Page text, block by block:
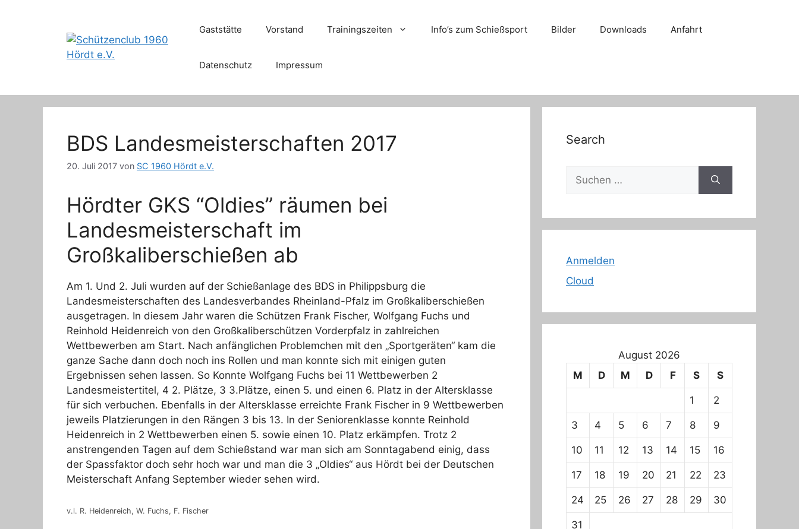
Gaststätte Vorstand Trainingszeiten Info’s zum Schießsport Bilder Downloads Anfahrt
Datenschutz Impressum
BDS Landesmeisterschaften 2017
20. Juli 2017 von SC 1960 Hördt e.V.
Hördter GKS “Oldies” räumen bei
Landesmeisterschaft im
Großkaliberschießen ab
Am 1. Und 2. Juli wurden auf der Schießanlage des BDS in Philippsburg die
Landesmeisterschaften des Landesverbandes Rheinland-Pfalz im Großkaliberschießen
ausgetragen. In diesem Jahr waren die Schützen Frank Fischer, Wolfgang Fuchs und
Reinhold Heidenreich von den Großkaliberschützen Vorderpfalz in zahlreichen
Wettbewerben am Start. Nach anfänglichen Problemchen mit den „Sportgeräten“ kam die
ganze Sache dann doch noch ins Rollen und man konnte sich mit einigen guten
Ergebnissen sehen lassen. So Konnte Wolfgang Fuchs bei 11 Wettbewerben 2
Landesmeistertitel, 4 2. Plätze, 3 3.Plätze, einen 5. und einen 6. Platz in der Altersklasse
für sich verbuchen. Ebenfalls in der Altersklasse erreichte Frank Fischer in 9 Wettbewerben
jeweils Platzierungen in den Rängen 3 bis 13. In der Seniorenklasse konnte Reinhold
Heidenreich in 2 Wettbewerben einen 5. sowie einen 10. Platz erkämpfen. Trotz 2
anstrengenden Tagen auf dem Schießstand war man sich am Sonntagabend einig, dass
der Spassfaktor doch sehr hoch war und man die 3 „Oldies“ aus Hördt bei der Deutschen
Meisterschaft Anfang September wieder sehen wird.
v.l. R. Heidenreich, W. Fuchs, F. Fischer
Search
Suche
nach:
Anmelden
Cloud
August 2026
M
D M D F S S
1 2
3 4 5 6 7 8 9
10 11 12 13 14 15 16
17 18 19 20 21 22 23
24 25 26 27 28 29 30
31